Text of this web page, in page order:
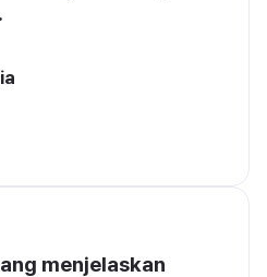
menjelaskan